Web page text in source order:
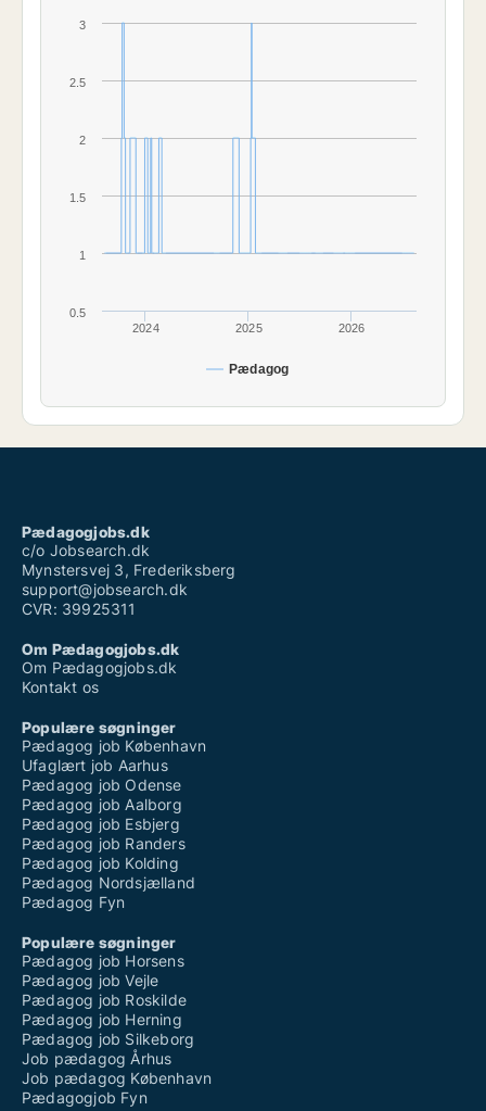
Pædagog
2024 2025 2026
0.5
1
1.5
2
2.5
3
Pædagogjobs.dk
c/o Jobsearch.dk
Mynstersvej 3, Frederiksberg
support@jobsearch.dk
CVR: 39925311
Om Pædagogjobs.dk
Om Pædagogjobs.dk
Kontakt os
Populære søgninger
Pædagog job København
Ufaglært job Aarhus
Pædagog job Odense
Pædagog job Aalborg
Pædagog job Esbjerg
Pædagog job Randers
Pædagog job Kolding
Pædagog Nordsjælland
Pædagog Fyn
Populære søgninger
Pædagog job Horsens
Pædagog job Vejle
Pædagog job Roskilde
Pædagog job Herning
Pædagog job Silkeborg
Job pædagog Århus
Job pædagog København
Pædagogjob Fyn